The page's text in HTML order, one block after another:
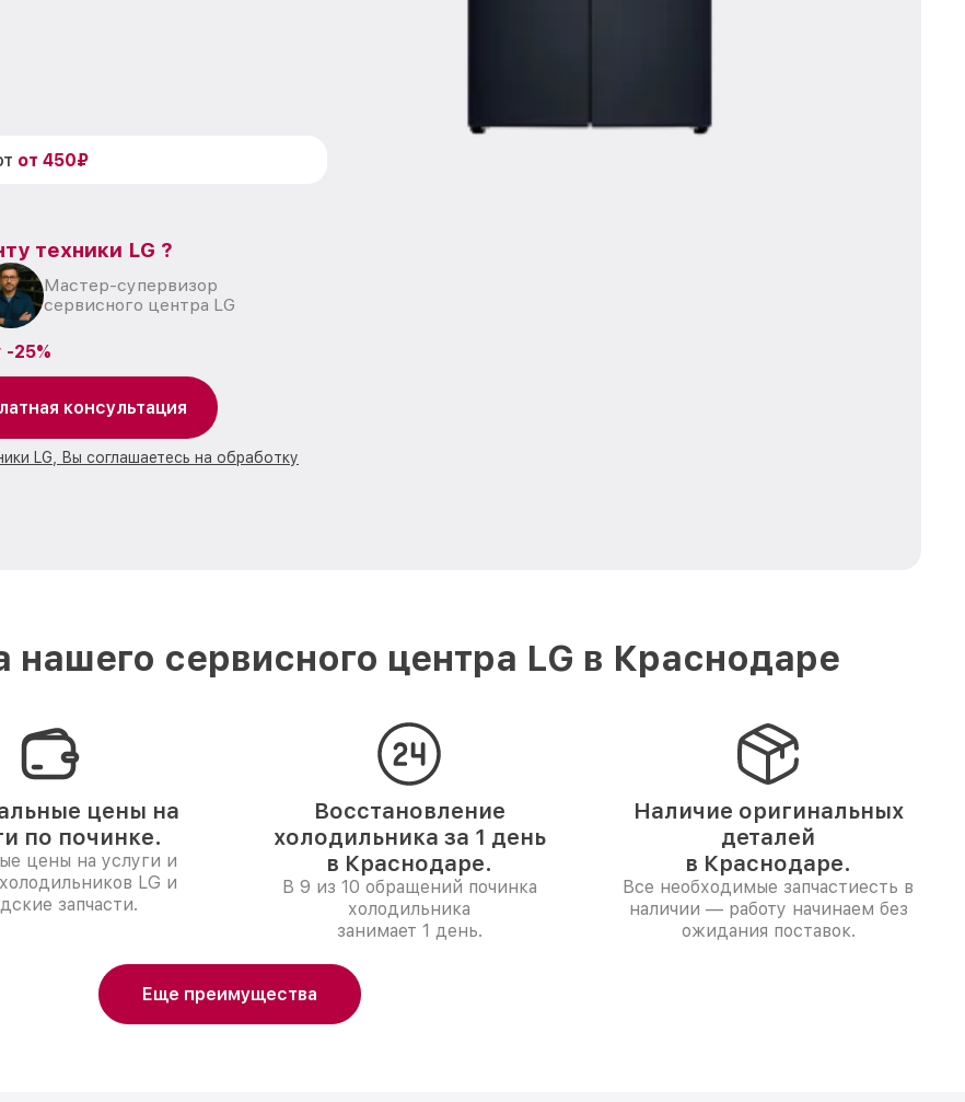
от 450₽
техники LG ?
Мастер-супервизор
сервисного центра LG
-25%
консультация
LG, Вы соглашаетесь на обработку
сервисного центра LG в Краснодаре
цены на
по починке.
цены на услуги и
LG и
запчасти.
Восстановление
холодильника за 1 день
в Краснодаре.
В 9 из 10 обращений починка
холодильника
занимает 1 день.
Наличие оригинальных
деталей
в Краснодаре.
Все необходимые запчастиесть в
наличии — работу начинаем без
ожидания поставок.
Еще преимущества